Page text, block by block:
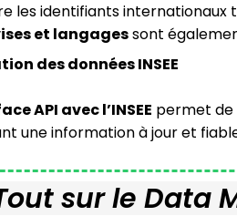
les identifiants internationaux
et langagessont
des données INSEE
API avec l’INSEE permet de
une information à jour et
sur le Data